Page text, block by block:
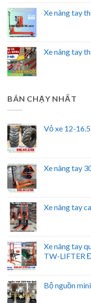
Xe nâng tay
Xe nâng tay
BÁN CHẠY NHẤT
Vỏ xe 12-
Xe nâng tay
Xe nâng tay
Xe nâng tay
TW-LIFTER
Bộ nguồn